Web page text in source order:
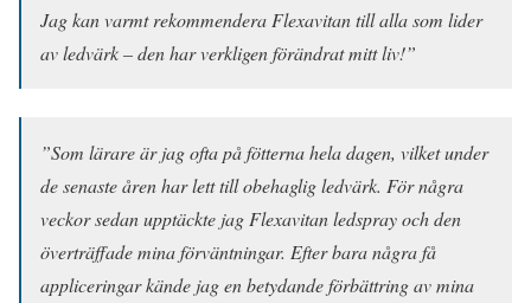
Jag kan varmt rekommendera Flexavitan till alla som lider
av ledvärk – den har verkligen förändrat mitt liv!”
”Som lärare är jag ofta på fötterna hela dagen, vilket under
de senaste åren har lett till obehaglig ledvärk. För några
veckor sedan upptäckte jag Flexavitan ledspray och den
överträffade mina förväntningar. Efter bara några få
appliceringar kände jag en betydande förbättring av mina